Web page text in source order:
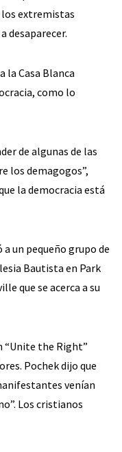
los extremistas
desaparecer.
la Casa Blanca
como lo
de algunas de las
los demagogos”,
la democracia está
un pequeño grupo de
Bautista en Park
que se acerca a su
“Unite the Right”
Pochek dijo que
venían
Los cristianos